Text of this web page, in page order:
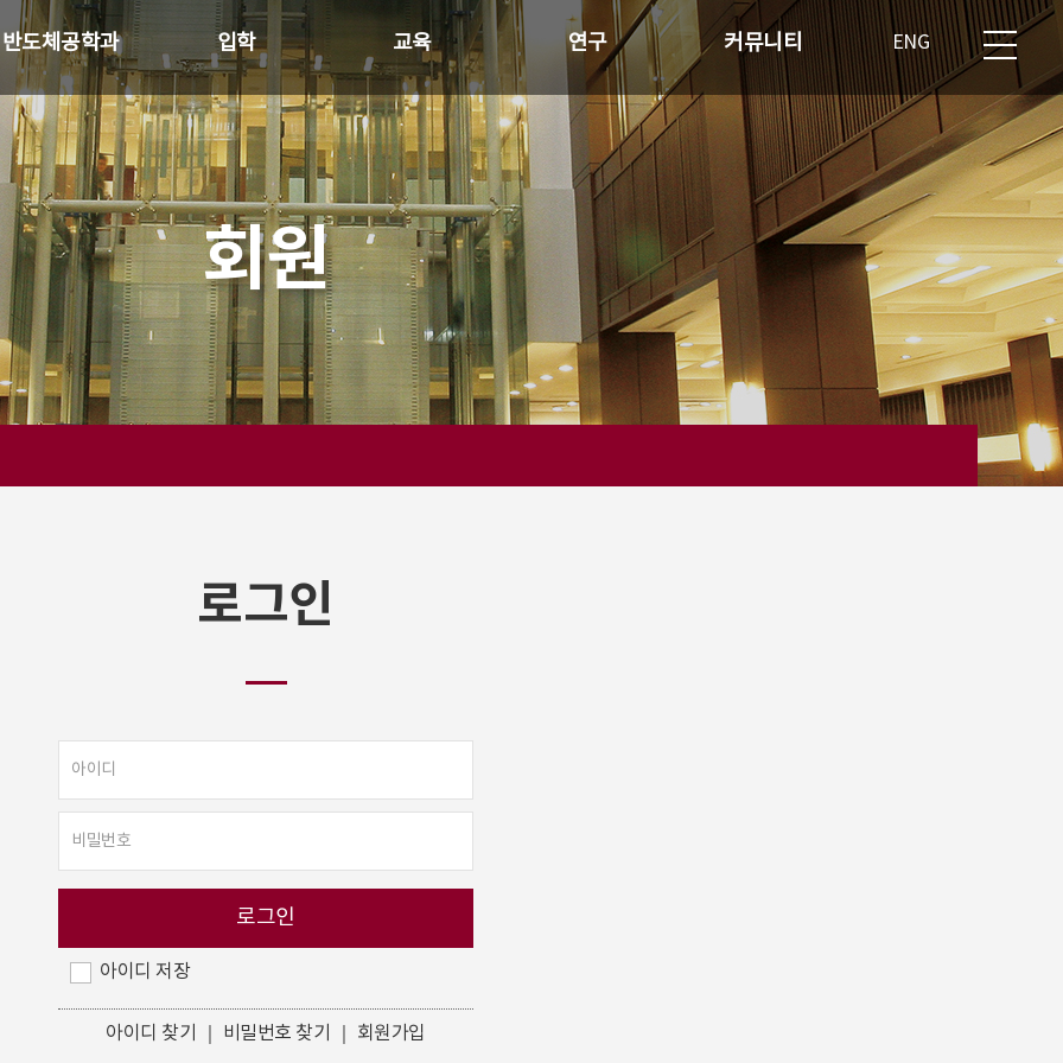
반도체공학과
과장 인사말
혁
과 개요
하이닉스
수진 소개
정실 소개
입학
모집안내
입학생 특전
홍보자료
교육
교육목표
교과소개
연구
반도체 산업현황
연구분야
커뮤니티
재학생 공지사항
과제제출 게시판
학생회 게시판
자유게시판
자료실
교직원 전용 게시판
공지사항
ENG
회원
로그인
아이디 저장
아이디 찾기 비밀번호 찾기 회원가입